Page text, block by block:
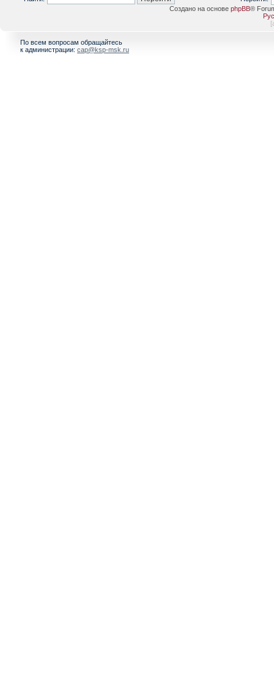
Создано на основе phpBB®
[
По всем вопросам обращайтесь
к администрации: cap@ksp-msk.ru